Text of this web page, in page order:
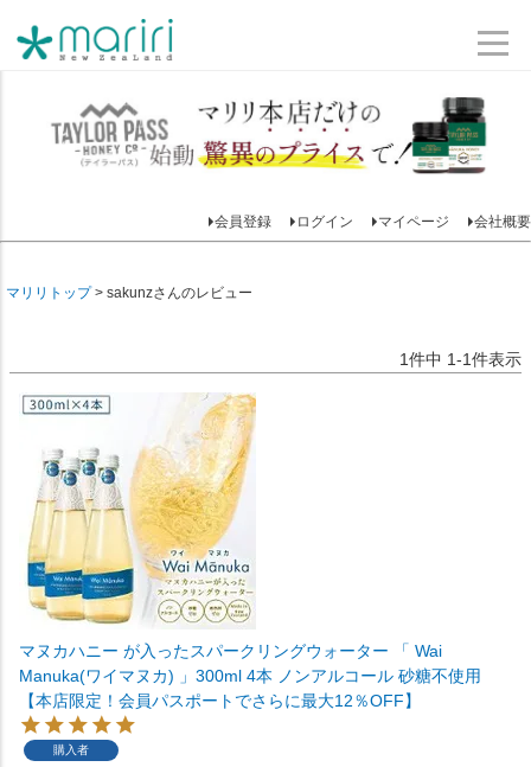
会員登録 ログイン マイページ 会社概要
マリリトップ sakunzさんのレビュー
1件中 1-1件表示
マヌカハニー が入ったスパークリングウォーター 「 Wai
Manuka(ワイマヌカ) 」300ml 4本 ノンアルコール 砂糖不使用
【本店限定！会員パスポートでさらに最大12％OFF】
購入者